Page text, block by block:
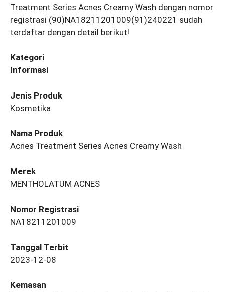
Treatment Series Acnes Creamy Wash dengan nomor
registrasi (90)NA18211201009(91)240221 sudah
terdaftar dengan detail berikut!
Kategori
Informasi
Jenis Produk
Kosmetika
Nama Produk
Acnes Treatment Series Acnes Creamy Wash
Merek
MENTHOLATUM ACNES
Nomor Registrasi
NA18211201009
Tanggal Terbit
2023-12-08
Kemasan